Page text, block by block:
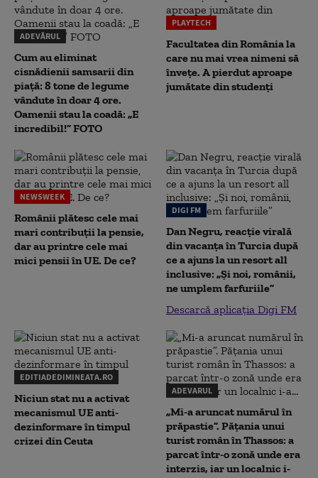
ADEVĂRUL
Cum au eliminat
cisnădienii samsarii din
piață: 8 tone de legume
vândute în doar 4 ore.
Oamenii stau la coadă: „E
incredibil!” FOTO
PLAYTECH
Facultatea din România la
care nu mai vrea nimeni să
înveţe. A pierdut aproape
jumătate din studenţi
NEWSWEEK
Românii plătesc cele mai
mari contribuții la pensie,
dar au printre cele mai
mici pensii în UE. De ce?
DIGI FM
Dan Negru, reacție virală
din vacanța în Turcia după
ce a ajuns la un resort all
inclusive: „Și noi, românii,
ne umplem farfuriile”
Descarcă aplicația Digi FM
EDITIADEDIMINEATA.RO
Niciun stat nu a activat
mecanismul UE anti-
dezinformare în timpul
crizei din Ceuta
ADEVARUL
„Mi-a aruncat numărul în
prăpastie”. Pățania unui
turist român în Thassos: a
parcat într-o zonă unde era
interzis, iar un localnic i-